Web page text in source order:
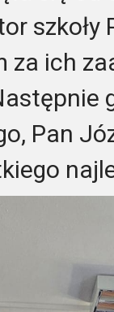
szkoły
za ich
Pan